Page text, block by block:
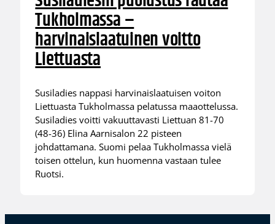
Tukholmassa –
harvinaislaatuinen voitto
Liettuasta
Susiladies nappasi harvinaislaatuisen voiton
Liettuasta Tukholmassa pelatussa maaottelussa.
Susiladies voitti vakuuttavasti Liettuan 81-70
(48-36) Elina Aarnisalon 22 pisteen
johdattamana. Suomi pelaa Tukholmassa vielä
toisen ottelun, kun huomenna vastaan tulee
Ruotsi.